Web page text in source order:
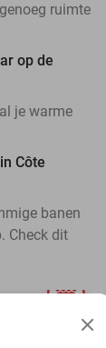
ruimte
op de
je warme
Côte
banen
Check dit